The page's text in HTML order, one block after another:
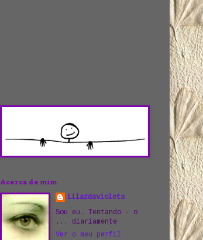
Acerca de mim
Lilazdavioleta
Sou eu. Tentando - o
... diariamente
Ver o meu perfil